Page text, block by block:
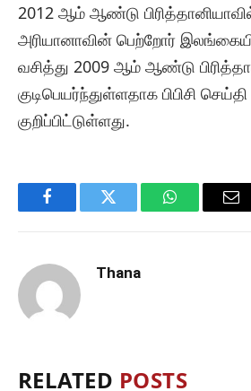
2012 ஆம் ஆண்டு
அரியானாவின் பெற்றோர்
வசித்து 2009 ஆம் ஆண்டு
குடிபெயர்ந்துள்ளதாக பிபிசி
குறிப்பிட்டுள்ளது.
FacebookTwitter WhatsApp
Thana
RELATED POSTS